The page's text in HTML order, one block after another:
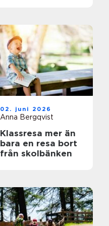
02. juni 2026
Anna Bergqvist
Klassresa mer än
bara en resa bort
från skolbänken